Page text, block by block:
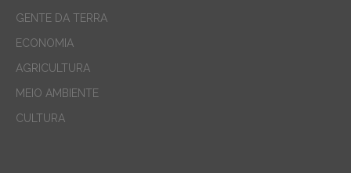
GENTE DA TERRA
ECONOMIA
AGRICULTURA
MEIO AMBIENTE
CULTURA